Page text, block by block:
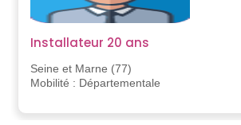
Installateur 20 ans
Seine et Marne (77)
Mobilité : Départementale